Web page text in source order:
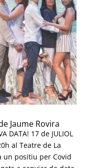
Jaume Rovira
DATA! 17 de JULIOL
al Teatre de La
un positiu per Covid